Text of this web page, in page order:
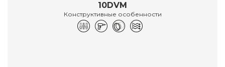
10DVM
Конструктивные особенности